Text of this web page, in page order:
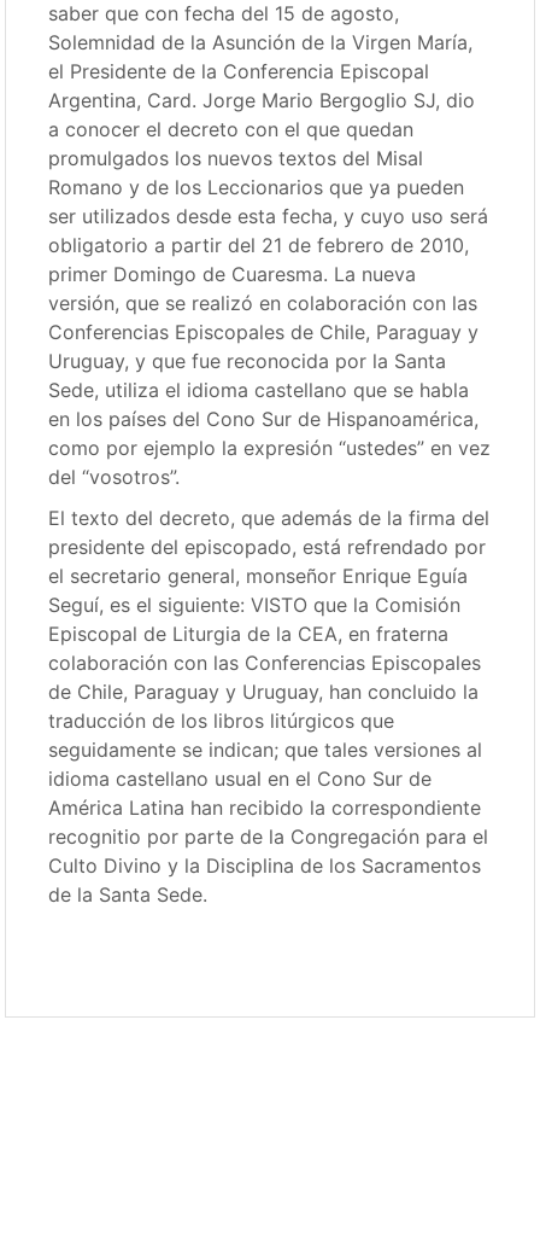
saber que con fecha del 15 de agosto,
Solemnidad de la Asunción de la Virgen María,
el Presidente de la Conferencia Episcopal
Argentina, Card. Jorge Mario Bergoglio SJ, dio
a conocer el decreto con el que quedan
promulgados los nuevos textos del Misal
Romano y de los Leccionarios que ya pueden
ser utilizados desde esta fecha, y cuyo uso será
obligatorio a partir del 21 de febrero de 2010,
primer Domingo de Cuaresma. La nueva
versión, que se realizó en colaboración con las
Conferencias Episcopales de Chile, Paraguay y
Uruguay, y que fue reconocida por la Santa
Sede, utiliza el idioma castellano que se habla
en los países del Cono Sur de Hispanoamérica,
como por ejemplo la expresión “ustedes” en vez
del “vosotros”.
El texto del decreto, que además de la firma del
presidente del episcopado, está refrendado por
el secretario general, monseñor Enrique Eguía
Seguí, es el siguiente: VISTO que la Comisión
Episcopal de Liturgia de la CEA, en fraterna
colaboración con las Conferencias Episcopales
de Chile, Paraguay y Uruguay, han concluido la
traducción de los libros litúrgicos que
seguidamente se indican; que tales versiones al
idioma castellano usual en el Cono Sur de
América Latina han recibido la correspondiente
recognitio por parte de la Congregación para el
Culto Divino y la Disciplina de los Sacramentos
de la Santa Sede.